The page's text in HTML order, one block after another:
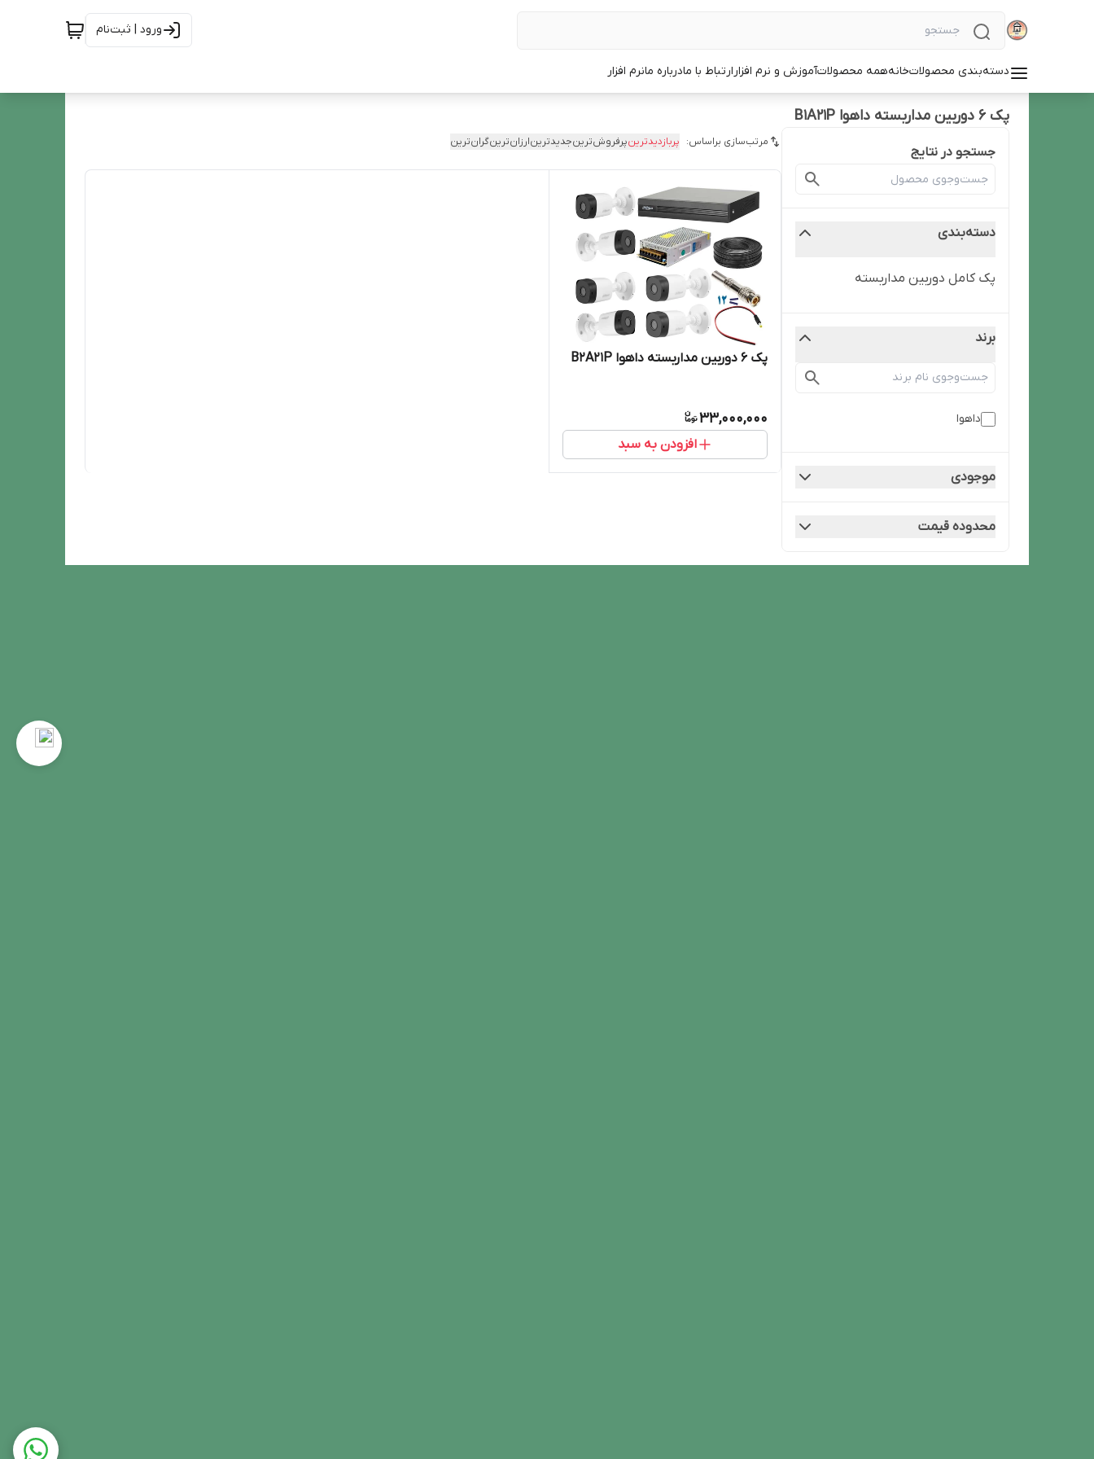
ورود | ثبت‌نام
دسته‌بندی محصولاتخانههمه محصولاتآموزش و نرم افزارارتباط با مادرباره مانرم افزار
پک 6 دوربین مداربسته داهوا B1A21P
جستجو در نتایج
دسته‌بندی
پک کامل دوربین مداربسته
برند
داهوا
موجودی
محدوده قیمت
مرتب‌سازی براساس: پربازدیدترینپرفروش‌ترینجدیدترینارزان‌ترینگران‌ترین
پک 6 دوربین مداربسته داهوا B2A21P
33,000,000
افزودن به سبد